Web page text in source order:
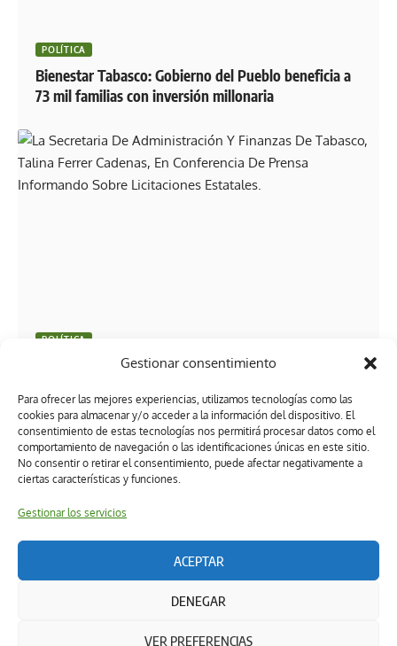
Gestionar consentimiento
Para ofrecer las mejores experiencias, utilizamos tecnologías como las
cookies para almacenar y/o acceder a la información del dispositivo. El
consentimiento de estas tecnologías nos permitirá procesar datos como el
comportamiento de navegación o las identificaciones únicas en este sitio.
No consentir o retirar el consentimiento, puede afectar negativamente a
ciertas características y funciones.
Gestionar los servicios
ACEPTAR
DENEGAR
VER PREFERENCIAS
POLÍTICA
Bienestar Tabasco: Gobierno del Pueblo beneficia a
73 mil familias con inversión millonaria
POLÍTICA
Tabasco adjudica el gimnasio La Choca y declara
DERECHOS RESERVADOS 2026 Powered by: Ruta 22 Hub & Medios
Directorio